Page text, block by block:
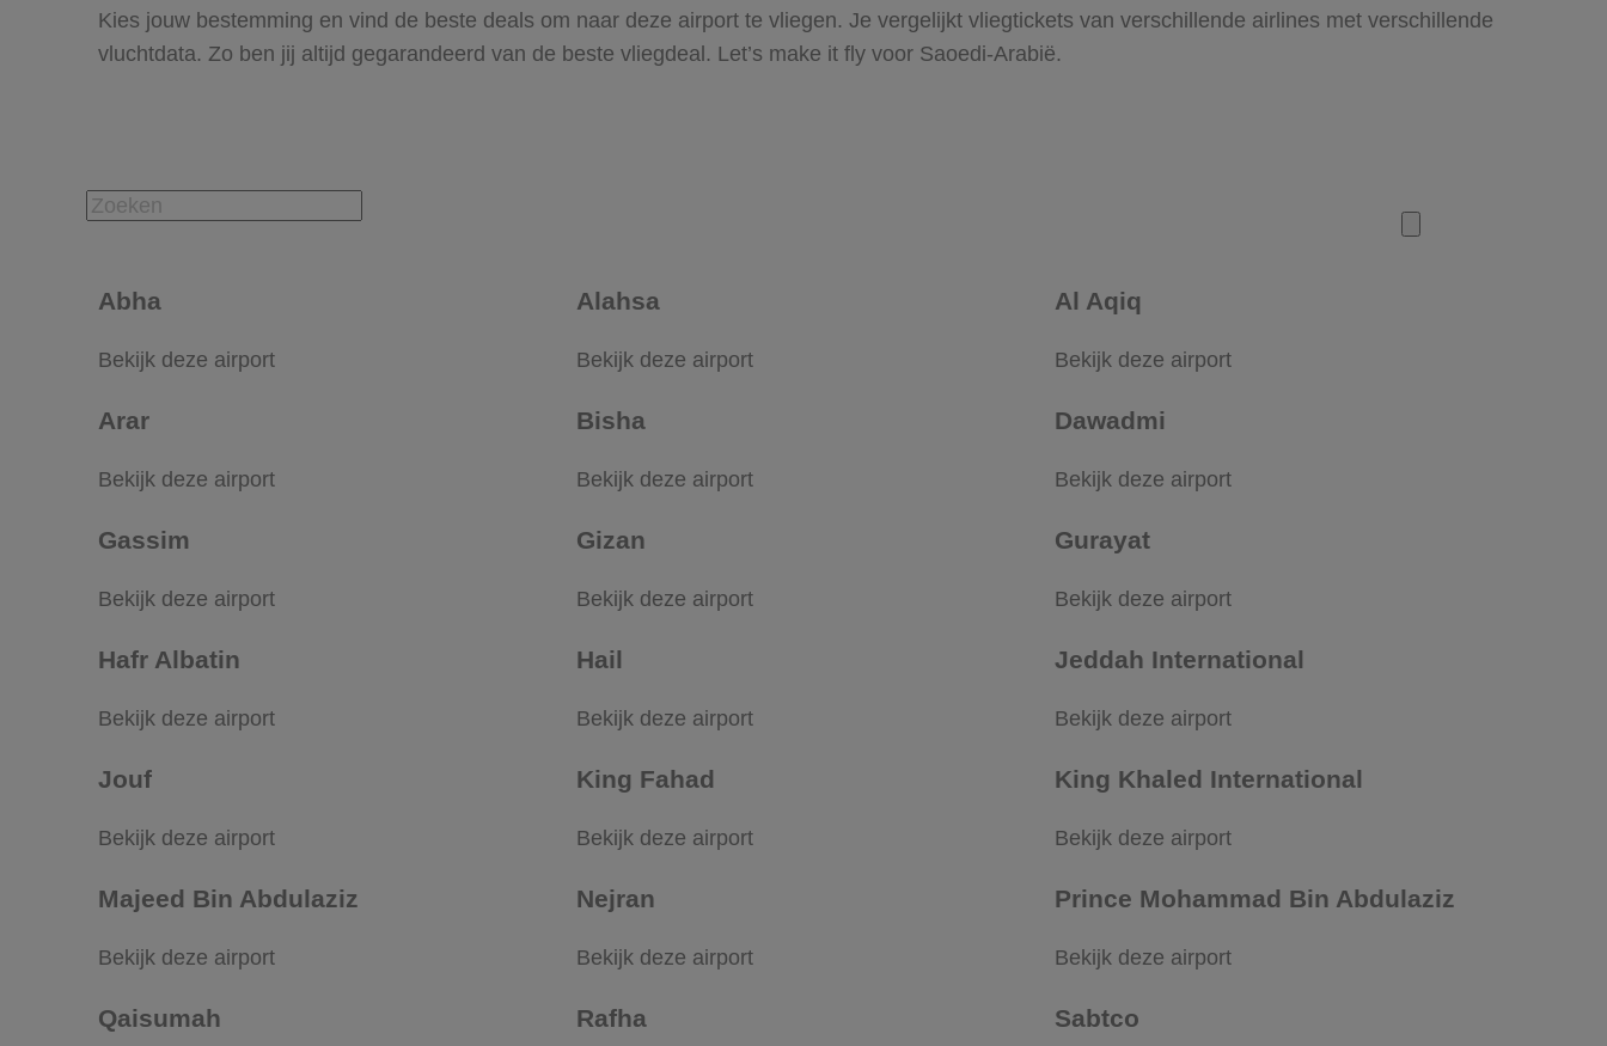
Kies jouw bestemming en vind de beste deals om naar deze airport te vliegen. Je vergelijkt vliegtickets van verschillende airlines met verschillende
vluchtdata. Zo ben jij altijd gegarandeerd van de beste vliegdeal. Let’s make it fly voor Saoedi-Arabië.
Abha
Bekijk deze airport
Alahsa
Bekijk deze airport
Al Aqiq
Bekijk deze airport
Arar
Bekijk deze airport
Bisha
Bekijk deze airport
Dawadmi
Bekijk deze airport
Gassim
Bekijk deze airport
Gizan
Bekijk deze airport
Gurayat
Bekijk deze airport
Hafr Albatin
Bekijk deze airport
Hail
Bekijk deze airport
Jeddah International
Bekijk deze airport
Jouf
Bekijk deze airport
King Fahad
Bekijk deze airport
King Khaled International
Bekijk deze airport
Majeed Bin Abdulaziz
Bekijk deze airport
Nejran
Bekijk deze airport
Prince Mohammad Bin Abdulaziz
Bekijk deze airport
Qaisumah Rafha Sabtco